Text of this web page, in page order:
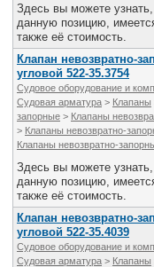
Здесь вы можете узнать,
данную позицию,
также её стоимость.
Клапан невозвратно-
угловой 522-35.3754
Судовое оборудование и
Судовая арматура > Клапаны
запорные > Клапаны
> Клапаны невозвратно-
Клапаны невозвратно-
Здесь вы можете узнать,
данную позицию,
также её стоимость.
Клапан невозвратно-
угловой 522-35.4039
Судовое оборудование и
Судовая арматура > Клапаны